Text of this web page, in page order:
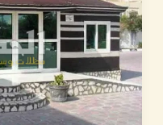
افضل
حداد
تفصيل
بيوت
شعر